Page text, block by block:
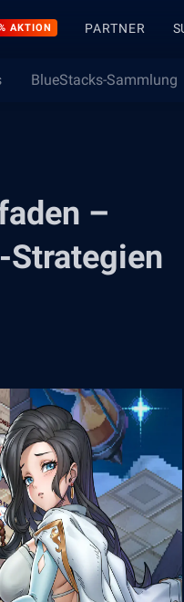
AKTION PARTNER
BlueStacks-Sammlung
–
Strategien